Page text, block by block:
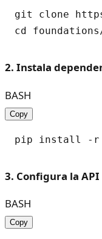
git clone
2. Instala
BASH
Copy
3. Configura la API
BASH
Copy